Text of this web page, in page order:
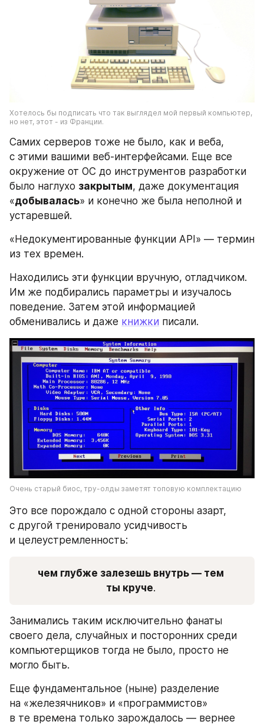
Хотелось бы подписать что так выглядел мой первый компьютер,
но нет, этот - из Франции.
Самих серверов тоже не было, как и веба,
с этими вашими веб-интерфейсами. Еще все
окружение от ОС до инструментов разработки
было наглухо закрытым, даже документация
«добывалась» и конечно же была неполной и
устаревшей.
«Недокументированные функции API» — термин
из тех времен.
Находились эти функции вручную, отладчиком.
Им же подбирались параметры и изучалось
поведение. Затем этой информацией
обменивались и даже книжки писали.
Очень старый биос, тру-олды заметят топовую комплектацию
Это все порождало с одной стороны азарт,
с другой тренировало усидчивость
и целеустремленность:
чем глубже залезешь внутрь — тем
ты круче.
Занимались таким исключительно фанаты
своего дела, случайных и посторонних среди
компьютерщиков тогда не было, просто не
могло быть.
Еще фундаментальное (ныне) разделение
на «железячников» и «программистов»